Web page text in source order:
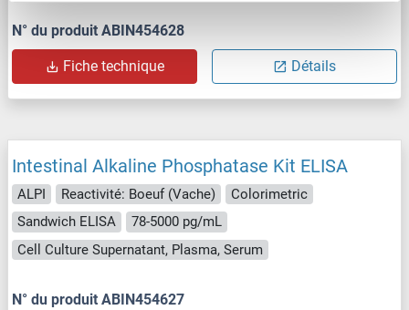
N° du produit ABIN454628
Fiche technique Détails
Intestinal Alkaline Phosphatase Kit ELISA
ALPI Reactivité: Boeuf (Vache)
Colorimetric
Sandwich ELISA
78-5000 pg/mL
Cell Culture Supernatant, Plasma, Serum
N° du produit ABIN454627